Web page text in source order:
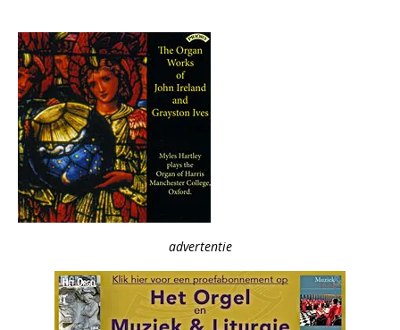
advertentie